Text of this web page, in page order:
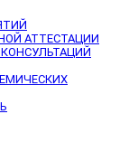
АТТЕСТАЦИИ